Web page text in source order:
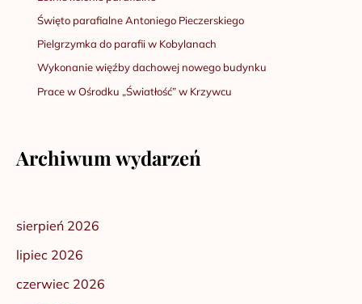
Święto parafialne Antoniego Pieczerskiego
Pielgrzymka do parafii w Kobylanach
Wykonanie więźby dachowej nowego budynku
Prace w Ośrodku „Światłość” w Krzywcu
Archiwum wydarzeń
sierpień 2026
lipiec 2026
czerwiec 2026